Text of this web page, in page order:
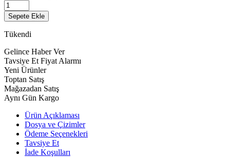
Sepete Ekle
Tükendi
Gelince Haber Ver
Tavsiye Et Fiyat Alarmı
Yeni Ürünler
Toptan Satış
Mağazadan Satış
Aynı Gün Kargo
Ürün Açıklaması
Dosya ve Çizimler
Ödeme Seçenekleri
Tavsiye Et
İade Koşulları